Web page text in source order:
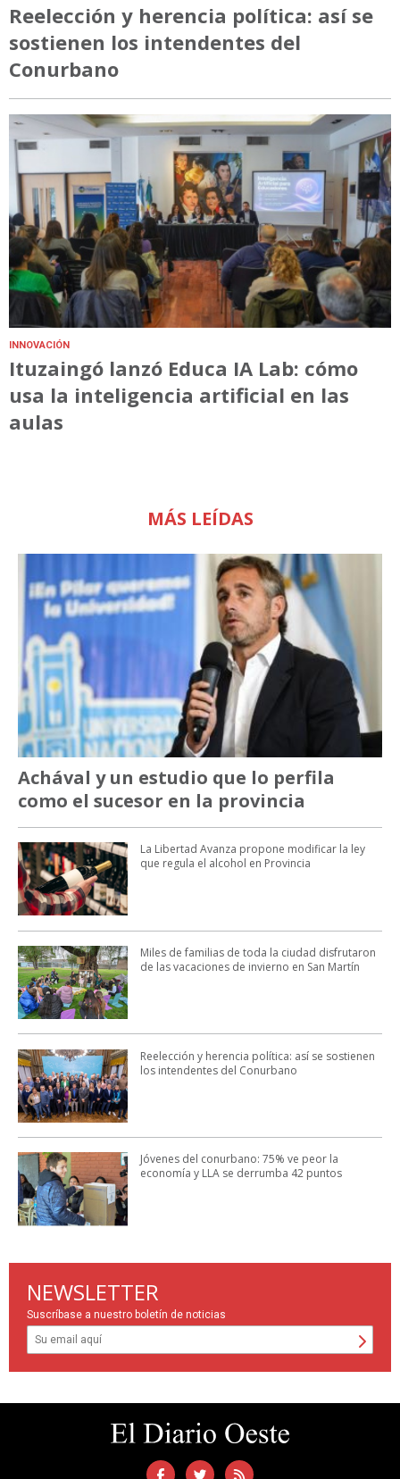
Reelección y herencia política: así se
sostienen los intendentes del
Conurbano
INNOVACIÓN
Ituzaingó lanzó Educa IA Lab: cómo
usa la inteligencia artificial en las
aulas
MÁS LEÍDAS
Achával y un estudio que lo perfila
como el sucesor en la provincia
La Libertad Avanza propone modificar la ley
que regula el alcohol en Provincia
Miles de familias de toda la ciudad disfrutaron
de las vacaciones de invierno en San Martín
Reelección y herencia política: así se sostienen
los intendentes del Conurbano
Jóvenes del conurbano: 75% ve peor la
economía y LLA se derrumba 42 puntos
NEWSLETTER
Suscríbase a nuestro boletín de noticias